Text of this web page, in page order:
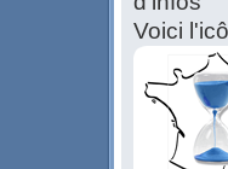
Voici